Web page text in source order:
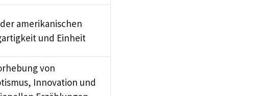
amerikanischen
und Einheit
von
Innovation und